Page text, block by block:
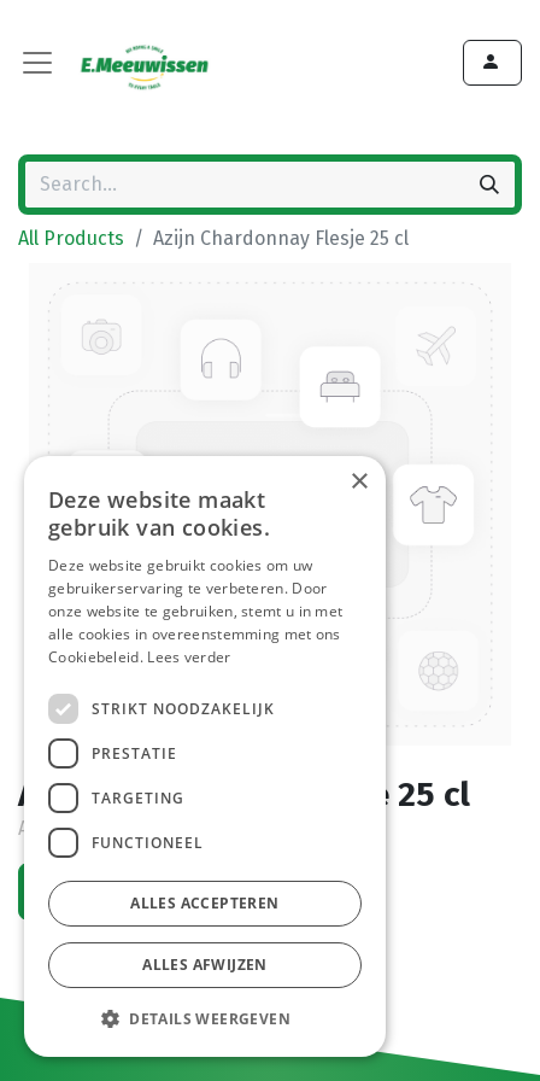
All Products Azijn Chardonnay Flesje 25 cl
Azijn Chardonnay Flesje 25 cl
Active
Request an account
×
Deze website maakt
gebruik van cookies.
Deze website gebruikt cookies om uw
gebruikerservaring te verbeteren. Door
onze website te gebruiken, stemt u in met
alle cookies in overeenstemming met ons
Cookiebeleid. Lees verder
STRIKT NOODZAKELIJK
PRESTATIE
TARGETING
FUNCTIONEEL
ALLES ACCEPTEREN
ALLES AFWIJZEN
DETAILS WEERGEVEN